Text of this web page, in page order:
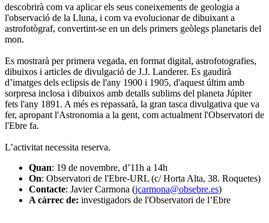
descobrirà com va aplicar els seus coneixements de geologia a
l'observació de la Lluna, i com va evolucionar de dibuixant a
astrofotògraf, convertint-se en un dels primers geòlegs planetaris del
mon.
Es mostrarà per primera vegada, en format digital, astrofotografies,
dibuixos i articles de divulgació de J.J. Landerer. Es gaudirà
d’imatges dels eclipsis de l'any 1900 i 1905, d'aquest últim amb
sorpresa inclosa i dibuixos amb detalls sublims del planeta Júpiter
fets l'any 1891. A més es repassarà, la gran tasca divulgativa que va
fer, apropant l'Astronomia a la gent, com actualment l'Observatori de
l'Ebre fa.
L’activitat necessita reserva.
Quan: 19 de novembre, d’11h a 14h
On: Observatori de l'Ebre-URL (c/ Horta Alta, 38. Roquetes)
Contacte: Javier Carmona (jcarmona@obsebre.es)
A càrrec de: investigadors de l'Observatori de l’Ebre